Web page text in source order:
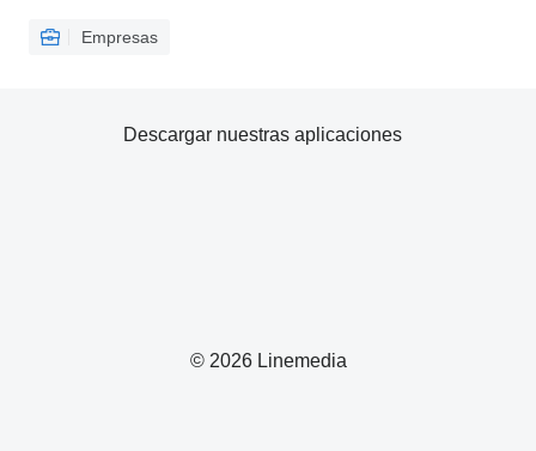
Empresas
© 2026 Linemedia
Descargar nuestras aplicaciones